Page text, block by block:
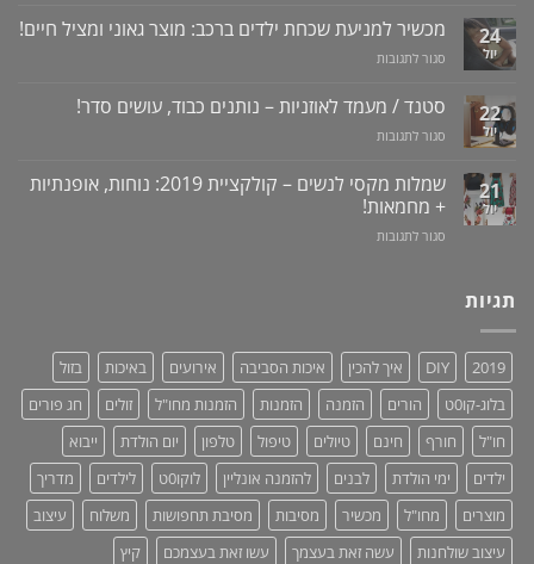
עששת,
לדעת!
טבעי
/
תערובת
צמחים
לרכישה
באתר
וידאו
24
יול
מכשיר למניעת שכחת ילדים ברכב: מוצר גאוני ומציל חיים!
סגור לתגובות
למניעת
שכחת
ילדים
מוצר
גאוני
ומציל
חיים!
22
יול
סטנד / מעמד לאוזניות – נותנים כבוד, עושים סדר!
סגור לתגובות
/
מעמד
לאוזניות
–
21
יול
שמלות מקסי לנשים – קולקציית 2019: נוחות, אופנתיות
+ מחמאות!
סגור לתגובות
2019:
נוחות,
אופנתיות
+
מחמאות!
תגיות
2019
DIY איך להכין איכות הסביבה אירועים באיכות
בזול
בלוג-קו0ט
הורים הזמנה הזמנות הזמנות מחו"ל זולים
חג פורים
חו"ל
חורף חינם טיולים טיפול טלפון יום הולדת
ייבוא
ילדים
ימי הולדת לבנים להזמנה אונליין לוקו0ט לילדים
מדריך
מוצרים
מחו"ל מכשיר מסיבות מסיבת תחפושות משלוח
עיצוב
עיצוב שולחנות
עשה זאת בעצמך עשו זאת בעצמכם
קיץ